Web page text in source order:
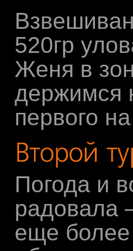
520гр
Женя в
держимся
первого
Погода и
радовала
еще